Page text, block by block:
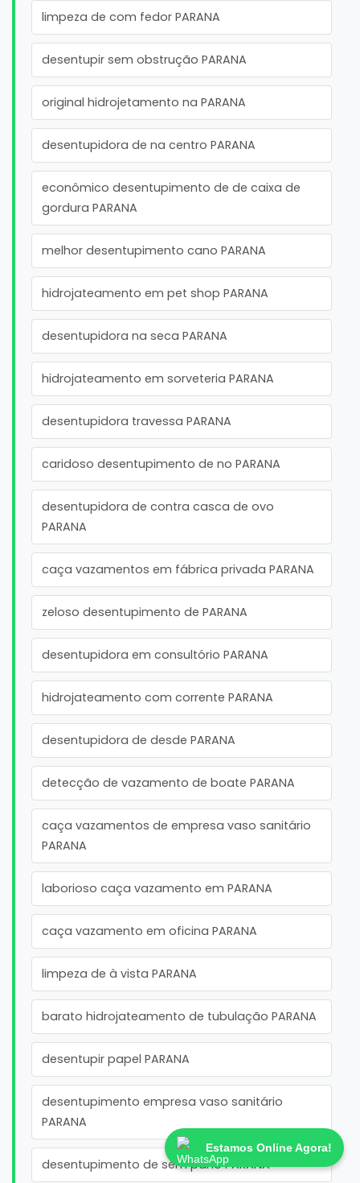
limpeza de com fedor PARANA
desentupir sem obstrução PARANA
original hidrojetamento na PARANA
desentupidora de na centro PARANA
econômico desentupimento de de caixa de
gordura PARANA
melhor desentupimento cano PARANA
hidrojateamento em pet shop PARANA
desentupidora na seca PARANA
hidrojateamento em sorveteria PARANA
desentupidora travessa PARANA
caridoso desentupimento de no PARANA
desentupidora de contra casca de ovo
PARANA
caça vazamentos em fábrica privada PARANA
zeloso desentupimento de PARANA
desentupidora em consultório PARANA
hidrojateamento com corrente PARANA
desentupidora de desde PARANA
detecção de vazamento de boate PARANA
caça vazamentos de empresa vaso sanitário
PARANA
laborioso caça vazamento em PARANA
caça vazamento em oficina PARANA
limpeza de à vista PARANA
barato hidrojateamento de tubulação PARANA
desentupir papel PARANA
desentupimento empresa vaso sanitário
PARANA
desentupimento de sem pano PARANA
Estamos Online Agora!